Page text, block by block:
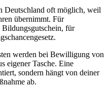
Deutschland oft möglich, weil
übernimmt. Für
Bildungsgutschein, für
werden bei Bewilligung von
eigener Tasche. Eine
sondern hängt von deiner
ab.